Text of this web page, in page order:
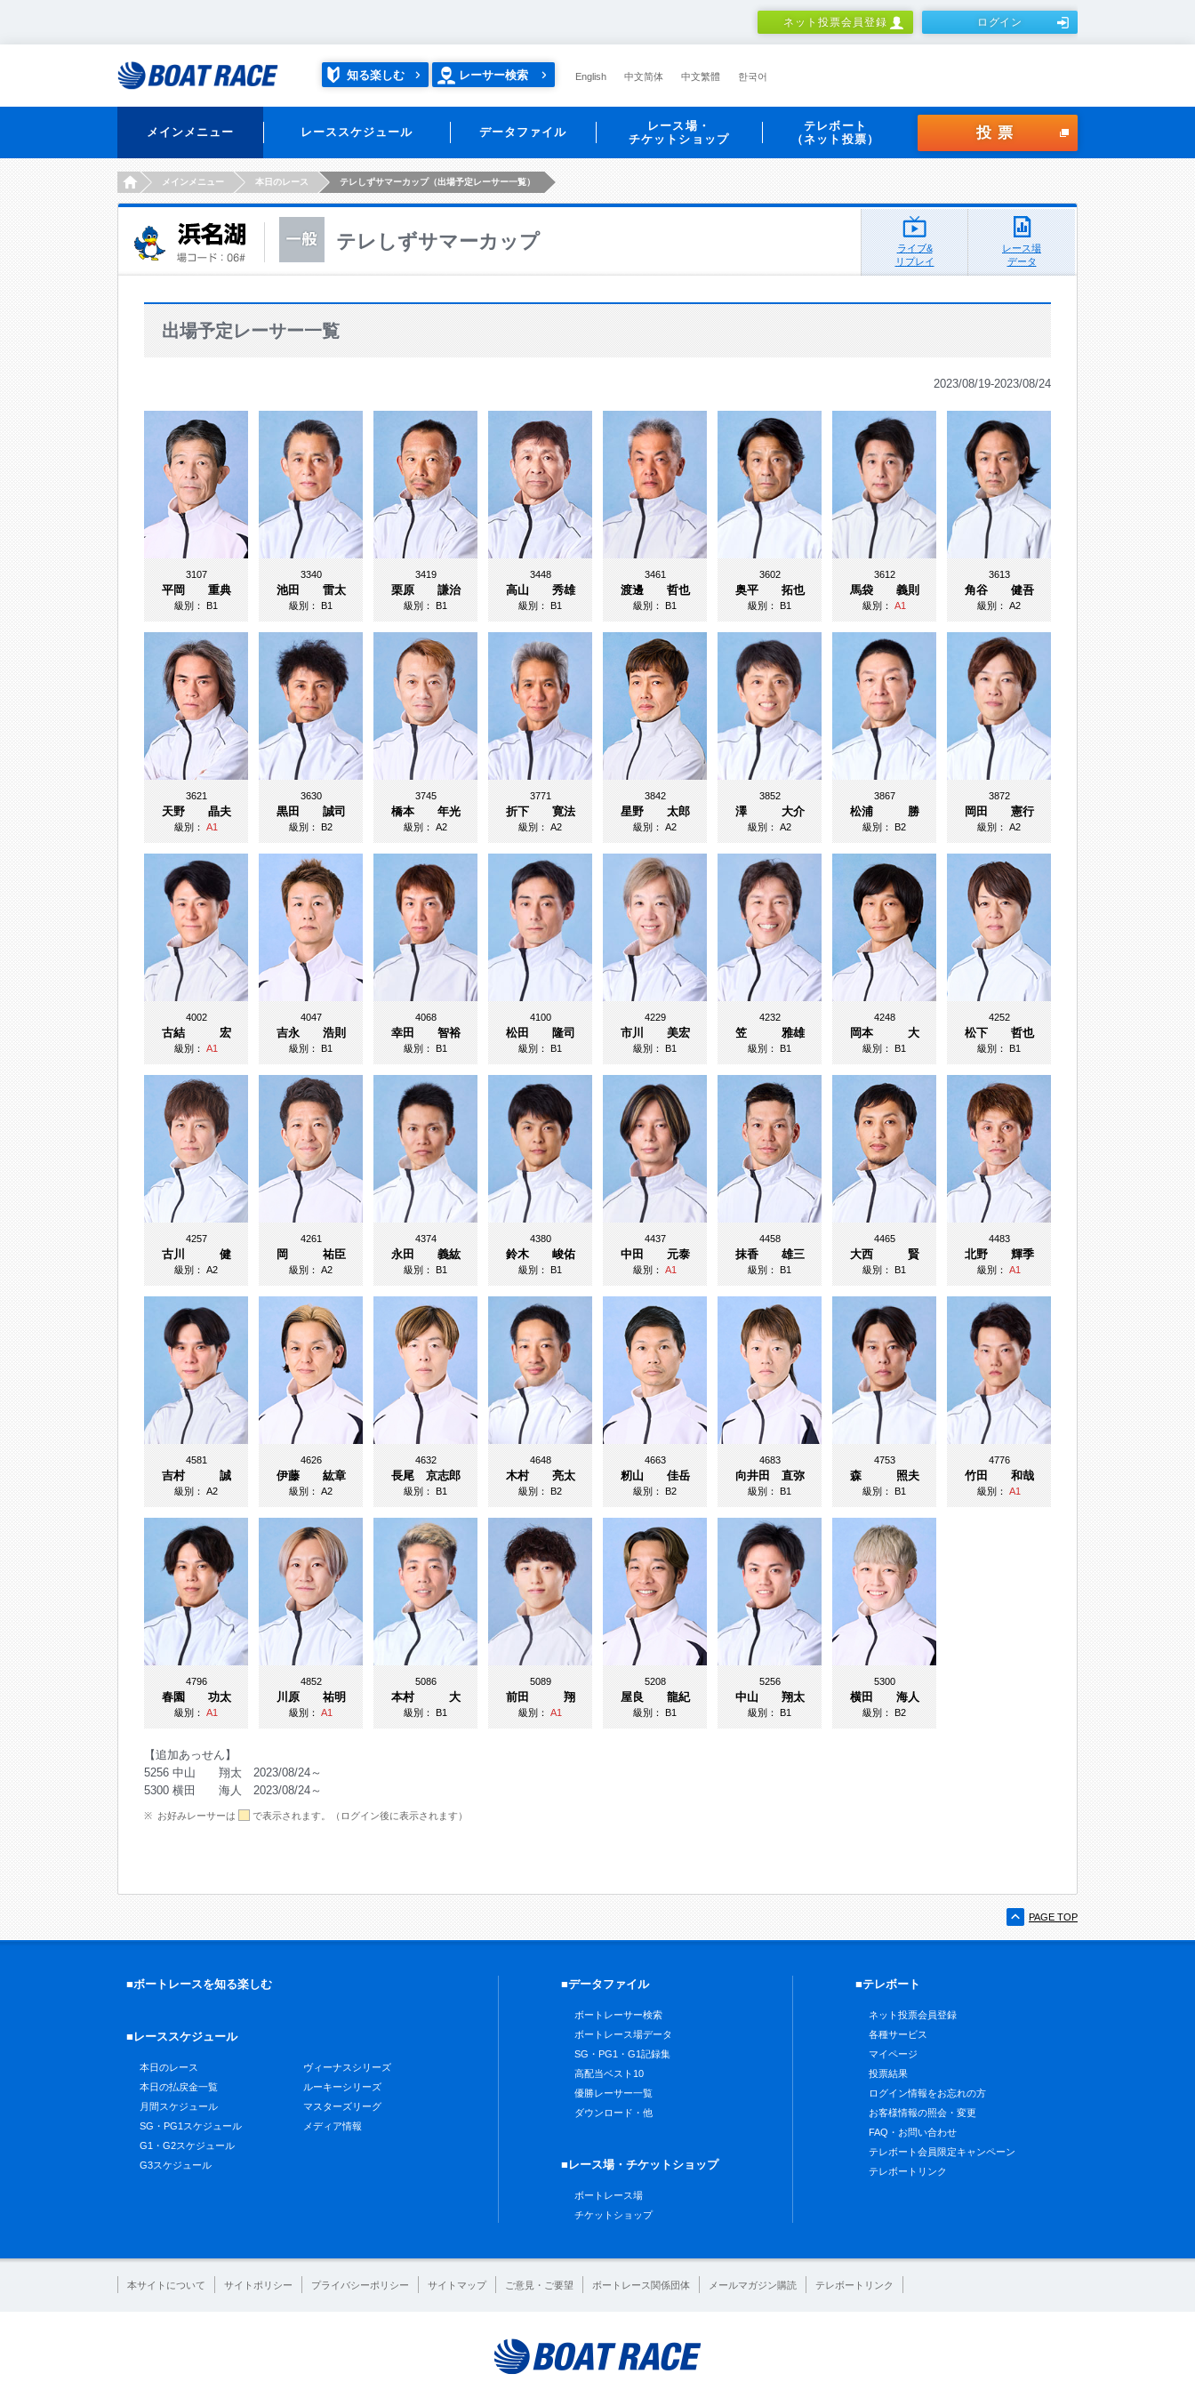
ネット投票会員登録 ログイン
知る楽しむ レーサー検索 English 中文简体 中文繁體 한국어
メインメニュー レーススケジュール データファイル
レース場・
チケットショップ
テレボート
（ネット投票）
投票
HOMEメインメニュー 本日のレース テレしずサマーカップ（出場予定レーサー一覧）
テレしずサマーカップ
ライブ&
リプレイ
レース場
データ
出場予定レーサー一覧
2023/08/19-2023/08/24
3107
平岡 重典
級別：B1
3340
池田 雷太
級別：B1
3419
栗原 謙治
級別：B1
3448
高山 秀雄
級別：B1
3461
渡邊 哲也
級別：B1
3602
奥平 拓也
級別：B1
3612
馬袋 義則
級別：A1
3613
角谷 健吾
級別：A2
3621
天野 晶夫
級別：A1
3630
黒田 誠司
級別：B2
3745
橋本 年光
級別：A2
3771
折下 寛法
級別：A2
3842
星野 太郎
級別：A2
3852
澤 大介
級別：A2
3867
松浦 勝
級別：B2
3872
岡田 憲行
級別：A2
4002
古結 宏
級別：A1
4047
吉永 浩則
級別：B1
4068
幸田 智裕
級別：B1
4100
松田 隆司
級別：B1
4229
市川 美宏
級別：B1
4232
笠 雅雄
級別：B1
4248
岡本 大
級別：B1
4252
松下 哲也
級別：B1
4257
古川 健
級別：A2
4261
岡 祐臣
級別：A2
4374
永田 義紘
級別：B1
4380
鈴木 峻佑
級別：B1
4437
中田 元泰
級別：A1
4458
抹香 雄三
級別：B1
4465
大西 賢
級別：B1
4483
北野 輝季
級別：A1
4581
吉村 誠
級別：A2
4626
伊藤 紘章
級別：A2
4632
長尾 京志郎
級別：B1
4648
木村 亮太
級別：B2
4663
籾山 佳岳
級別：B2
4683
向井田 直弥
級別：B1
4753
森 照夫
級別：B1
4776
竹田 和哉
級別：A1
4796
春園 功太
級別：A1
4852
川原 祐明
級別：A1
5086
本村 大
級別：B1
5089
前田 翔
級別：A1
5208
屋良 龍紀
級別：B1
5256
中山 翔太
級別：B1
5300
横田 海人
級別：B2
【追加あっせん】
5256 中山 翔太 2023/08/24～
5300 横田 海人 2023/08/24～
お好みレーサーは で表示されます。（ログイン後に表示されます）
PAGE TOP
■ボートレースを知る楽しむ
■レーススケジュール
本日のレース
本日の払戻金一覧
月間スケジュール
SG・PG1スケジュール
G1・G2スケジュール
G3スケジュール
ヴィーナスシリーズ
ルーキーシリーズ
マスターズリーグ
メディア情報
■データファイル
ボートレーサー検索
ボートレース場データ
SG・PG1・G1記録集
高配当ベスト10
優勝レーサー一覧
ダウンロード・他
■レース場・チケットショップ
ボートレース場
チケットショップ
■テレボート
ネット投票会員登録
各種サービス
マイページ
投票結果
ログイン情報をお忘れの方
お客様情報の照会・変更
FAQ・お問い合わせ
テレボート会員限定キャンペーン
テレボートリンク
本サイトについて サイトポリシー プライバシーポリシー サイトマップ ご意見・ご要望 ボートレース関係団体 メールマガジン購読 テレボートリンク